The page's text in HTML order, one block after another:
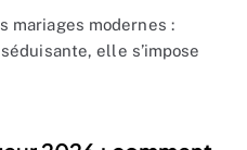
modernes :
elle s’impose